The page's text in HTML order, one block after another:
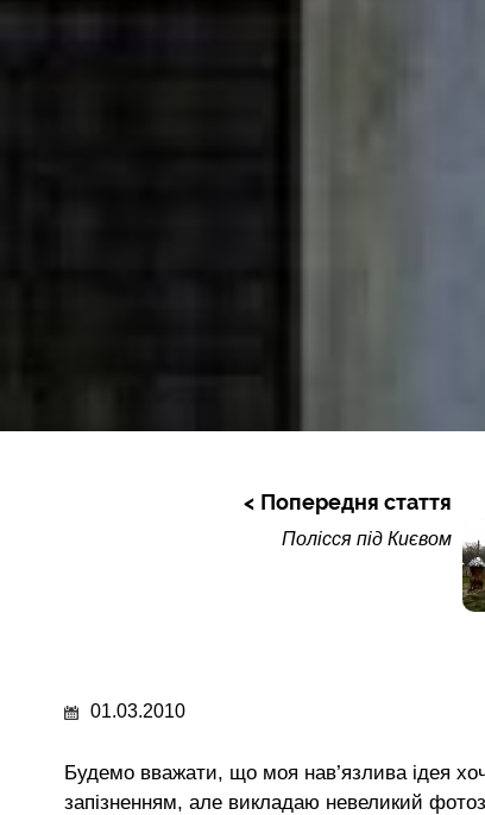
Попередня стаття
Полісся під Києвом
01.03.2010
Будемо вважати, що моя нав’язлива ідея
запізненням, але викладаю невеликий